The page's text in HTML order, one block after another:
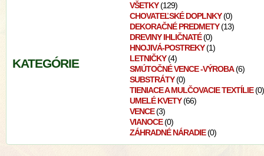
KATEGÓRIE
VŠETKY(129)
CHOVATEĽSKÉ DOPLNKY(0)
DEKORAČNÉ PREDMETY(13)
DREVINY IHLIČNATÉ(0)
HNOJIVÁ-POSTREKY(1)
LETNIČKY(4)
SMÚTOČNÉ VENCE -VÝROBA(6)
SUBSTRÁTY(0)
TIENIACE A MULČOVACIE TEXTÍLIE(0)
UMELÉ KVETY(66)
VENCE(3)
VIANOCE(0)
ZÁHRADNÉ NÁRADIE(0)